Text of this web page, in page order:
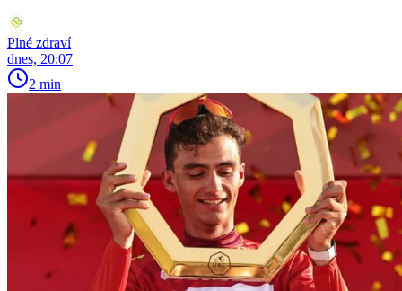
Plné zdraví
dnes, 20:07
2 min